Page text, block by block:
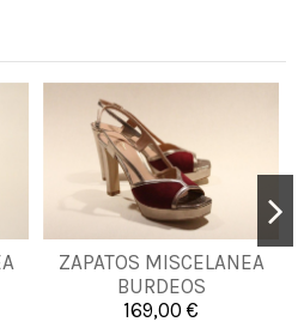
ZAPATOS MISCELANEA
BURDEOS
169,00 €
39
Añadir al carrito